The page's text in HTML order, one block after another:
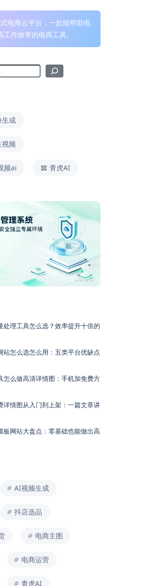
电商云平台，一款能帮助电
工作效率的电商工具。
生成
视频
频ai 青虎AI
处理工具怎么选？效率提升十倍的
站怎么选怎么用：五类平台优缺点
怎么做高清详情图：手机加免费方
详情图从入门到上架：一篇文章讲
板网站大盘点：零基础也能做出高
AI视频生成
抖店选品
电商主图
电商运营
青虎AI